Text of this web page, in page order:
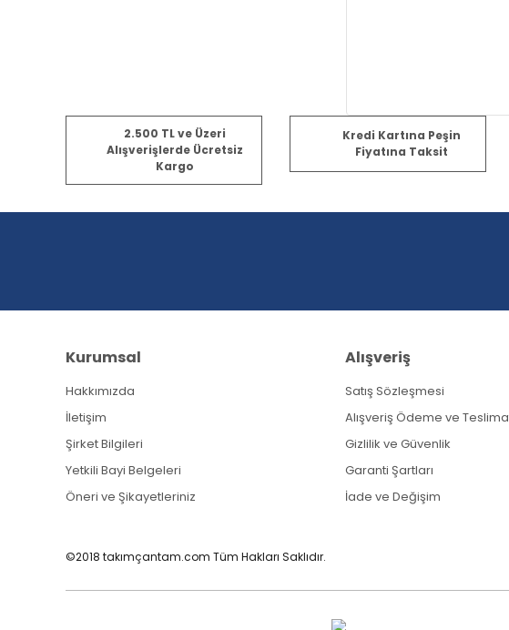
2.500 TL ve Üzeri
Alışverişlerde Ücretsiz
Kargo
Kredi Kartına Peşin
Fiyatına Taksit
Kurumsal
Hakkımızda
İletişim
Şirket Bilgileri
Yetkili Bayi Belgeleri
Öneri ve Şikayetleriniz
Alışveriş
Satış Sözleşmesi
Alışveriş Ödeme ve
Gizlilik ve Güvenlik
Garanti Şartları
İade ve Değişim
©2018 takımçantam.com Tüm Hakları Saklıdır.